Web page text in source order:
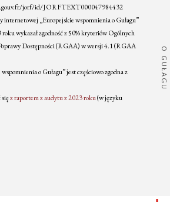
O GUŁAGU
jorf/id/JORFTEXT000047984432
internetowej „Europejskie wspomnienia o Gułagu”
wykazał zgodność z 50% kryteriów Ogólnych
Dostępności (RGAA) w wersji 4.1 (RGAA
o Gułagu” jest częściowo zgodna z
sięz raportem z audytu z 2023 roku(w języku